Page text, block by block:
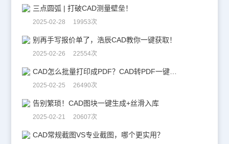
三点圆弧 | 打破CAD测量壁垒！
2025-02-28 19953次
别再手写报价单了，浩辰CAD教你一键获取！
2025-02-26 22554次
CAD怎么批量打印成PDF？CAD转PDF一键批量完成！
2025-02-25 26490次
告别繁琐！CAD图块一键生成+丝滑入库
2025-02-21 20607次
CAD常规截图VS专业截图，哪个更实用？